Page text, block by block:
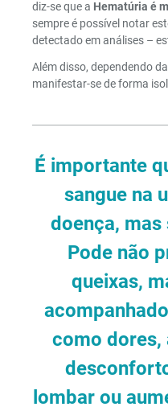
diz-se que a Hematúria é
sempre é possível notar
detectado em análises –
Além disso, dependendo
manifestar-se de forma
É importante
sangue na
doença,
Pode não
queixas,
como dores,
lombar ou